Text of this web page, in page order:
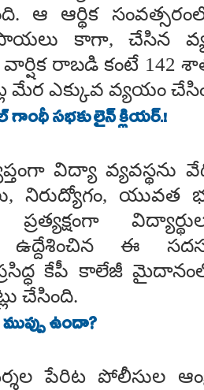
ఆ ఆర్థిక
కాగా, చేసిన
రాబడి కంటే 142
మేర ఎక్కువ వ్యయం
సభకు లైన్ క్లియర్.!
విద్యా వ్యవస్థను
నిరుద్యోగం, యువత
ఉద్దేశించిన ఈ
కేపీ కాలేజీ మైదానంలో
చేసింది.
ఉందా?
పేరిట పోలీసుల